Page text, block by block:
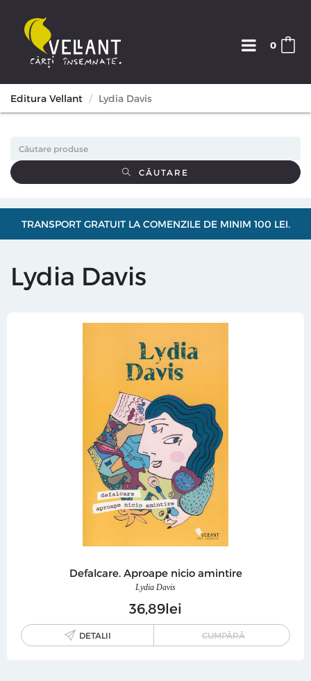
0
Editura Vellant Lydia Davis
CĂUTARE
TRANSPORT GRATUIT LA COMENZILE DE MINIM 100 LEI.
Lydia Davis
Defalcare. Aproape nicio amintire
Lydia Davis
36 89lei
DETALII CUMPĂRĂ